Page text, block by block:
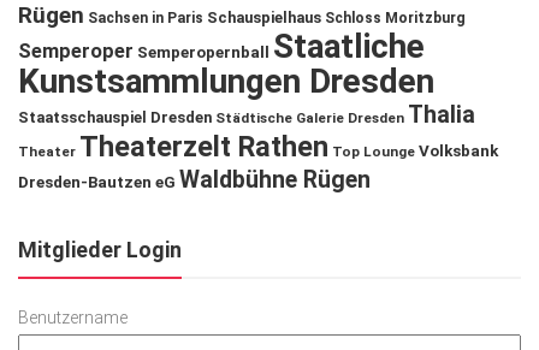
Rügen Sachsen in Paris Schauspielhaus Schloss Moritzburg
Semperoper Semperopernball
Staatliche
Kunstsammlungen Dresden
Staatsschauspiel Dresden Städtische Galerie Dresden Thalia
Theater Theaterzelt Rathen Top Lounge Volksbank
Dresden-Bautzen eG Waldbühne Rügen
Mitglieder Login
Benutzername